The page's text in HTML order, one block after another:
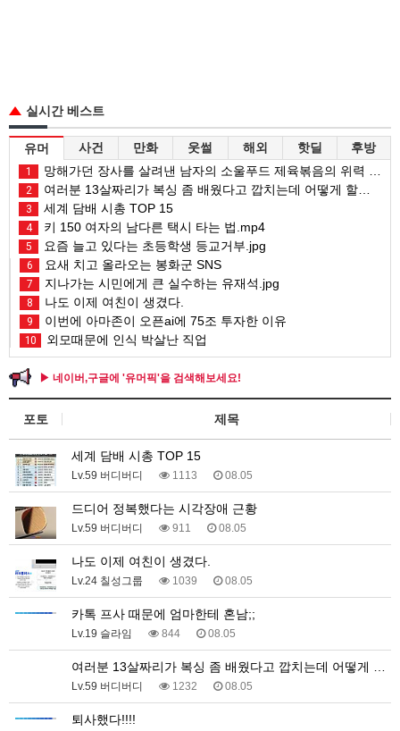
실시간 베스트
유머 사건 만화 웃썰 해외 핫딜 후방
1 망해가던 장사를 살려낸 남자의 소울푸드 제육볶음의 위력 ㅋㅋ
2 여러분 13살짜리가 복싱 좀 배웠다고 깝치는데 어떻게 할까요?
3 세계 담배 시총 TOP 15
4 키 150 여자의 남다른 택시 타는 법.mp4
5 요즘 늘고 있다는 초등학생 등교거부.jpg
6 요새 치고 올라오는 봉화군 SNS
7 지나가는 시민에게 큰 실수하는 유재석.jpg
8 나도 이제 여친이 생겼다.
9 이번에 아마존이 오픈ai에 75조 투자한 이유
10 외모때문에 인식 박살난 직업
▶ 네이버,구글에 '유머픽'을 검색해보세요!
포토 제목
세계 담배 시총 TOP 15
Lv.59 버디버디 1113 08.05
드디어 정복했다는 시각장애 근황
Lv.59 버디버디 911 08.05
나도 이제 여친이 생겼다.
Lv.24 칠성그룹 1039 08.05
카톡 프사 때문에 엄마한테 혼남;;
Lv.19 슬라임 844 08.05
여러분 13살짜리가 복싱 좀 배웠다고 깝치는데 어떻게 …
Lv.59 버디버디 1232 08.05
퇴사했다!!!!